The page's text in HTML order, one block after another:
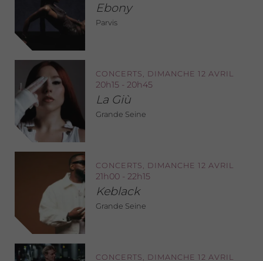
Ebony
Parvis
CONCERTS, DIMANCHE 12 AVRIL
20h15 - 20h45
La Giù
Grande Seine
CONCERTS, DIMANCHE 12 AVRIL
21h00 - 22h15
Keblack
Grande Seine
CONCERTS, DIMANCHE 12 AVRIL